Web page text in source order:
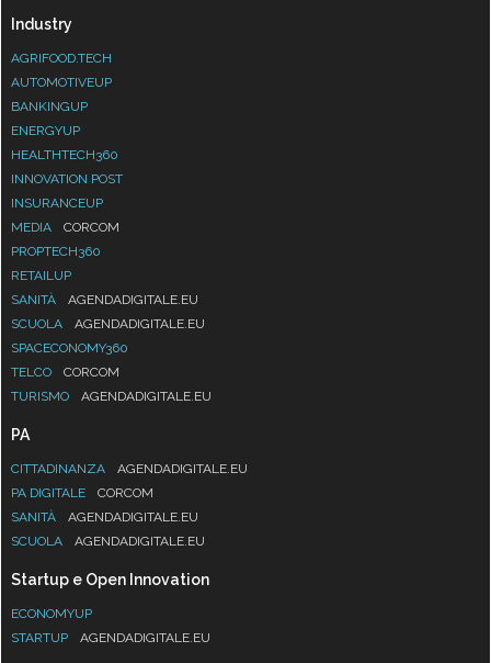
Industry
AGRIFOOD.TECH
AUTOMOTIVEUP
BANKINGUP
ENERGYUP
HEALTHTECH360
INNOVATION POST
INSURANCEUP
MEDIA
CORCOM
PROPTECH360
RETAILUP
SANITÀ
AGENDADIGITALE.EU
SCUOLA
AGENDADIGITALE.EU
SPACECONOMY360
TELCO
CORCOM
TURISMO
AGENDADIGITALE.EU
PA
CITTADINANZA
AGENDADIGITALE.EU
PA DIGITALE
CORCOM
SANITÀ
AGENDADIGITALE.EU
SCUOLA
AGENDADIGITALE.EU
Startup e Open Innovation
ECONOMYUP
STARTUP
AGENDADIGITALE.EU